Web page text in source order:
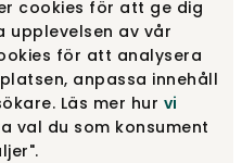
cookies för att ge dig
upplevelsen av vår
för att analysera
anpassa innehåll
Läs mer hur vi
val du som konsument
Mässing
Gubi
17 999 kr